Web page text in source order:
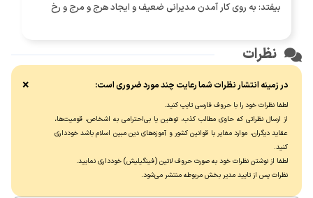
بیفتد: به روی کار آمدن مدیرانی ضعیف و ایجاد هرج و مرج و رخ
نظرات
در زمینه انتشار نظرات شما رعایت چند مورد ضروری است:
لطفا نظرات خود را با حروف فارسی تایپ کنید.
از ارسال نظراتی که حاوی مطالب کذب، توهین یا بی‌احترامی به اشخاص، قومیت‌ها،
عقاید دیگران، موارد مغایر با قوانین کشور و آموزه‌های دین مبین اسلام باشد خودداری
کنید.
لطفا از نوشتن نظرات خود به صورت حروف لاتین (فینگیلیش) خودداری نماييد.
نظرات پس از تایید مدیر بخش مربوطه منتشر می‌شود.
×